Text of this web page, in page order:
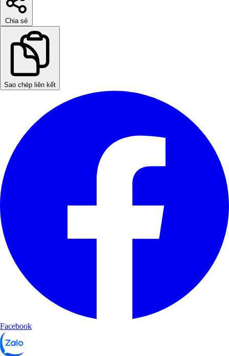
Chia sẻ
Sao chép liên kết
Facebook